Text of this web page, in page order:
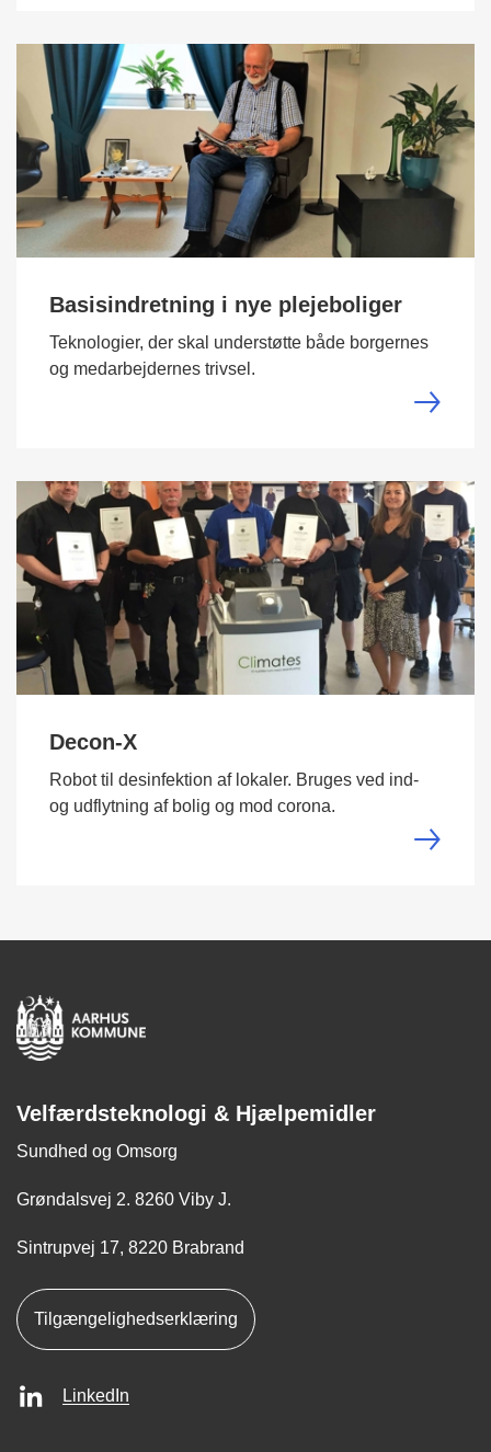
Basisindretning i nye plejeboliger
Teknologier, der skal understøtte både borgernes
og medarbejdernes trivsel.
Decon-X
Robot til desinfektion af lokaler. Bruges ved ind-
og udflytning af bolig og mod corona.
Velfærdsteknologi & Hjælpemidler
Sundhed og Omsorg
Grøndalsvej 2. 8260 Viby J.
Sintrupvej 17, 8220 Brabrand
Tilgængelighedserklæring
LinkedIn